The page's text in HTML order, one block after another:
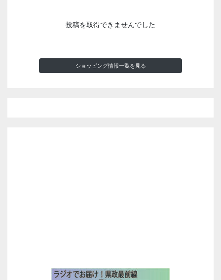
投稿を取得できませんでした
ショッピング情報一覧を見る